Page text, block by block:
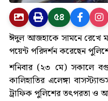
৫৪
ঈদুল আজহাকে সামনে রেখে
পয়েন্ট পরিদর্শন করেছেন
শনিবার (২৩ মে) সকালে
কালিহাতির এলেঙ্গা
ট্রাফিক পুলিশের তৎপরতা ও